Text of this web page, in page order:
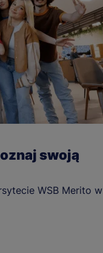
swoją
WSB Merito w